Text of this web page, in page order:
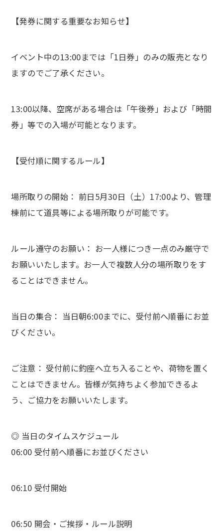
【発券に関する重要なお知らせ】
イベント中の13:00までは「1日券」のみの販売となり
ますのでご了承ください。
13:00以降、空席がある場合は「午後券」および「時間
券」等での入場が可能となります。
【受付順に関するルール】
場所取りの開始： 前日5月30日（土）17:00より、管理
棟前にて道具等による場所取りが可能です。
ルール遵守のお願い： お一人様につき一点のみ厳守で
お願いいたします。お一人で複数人分の場所取りをす
ることはできません。
当日の集合： 当日朝6:00までに、受付前へ順番にお並
びください。
ご注意： 受付前に釣座へ立ち入ることや、荷物を置く
ことはできません。皆様が気持ちよく参加できるよ
う、ご協力をお願いいたします。
◎ 当日のタイムスケジュール
06:00 受付前へ順番にお並びください
06:10 受付開始
06:50 開会・ご挨拶・ルール説明